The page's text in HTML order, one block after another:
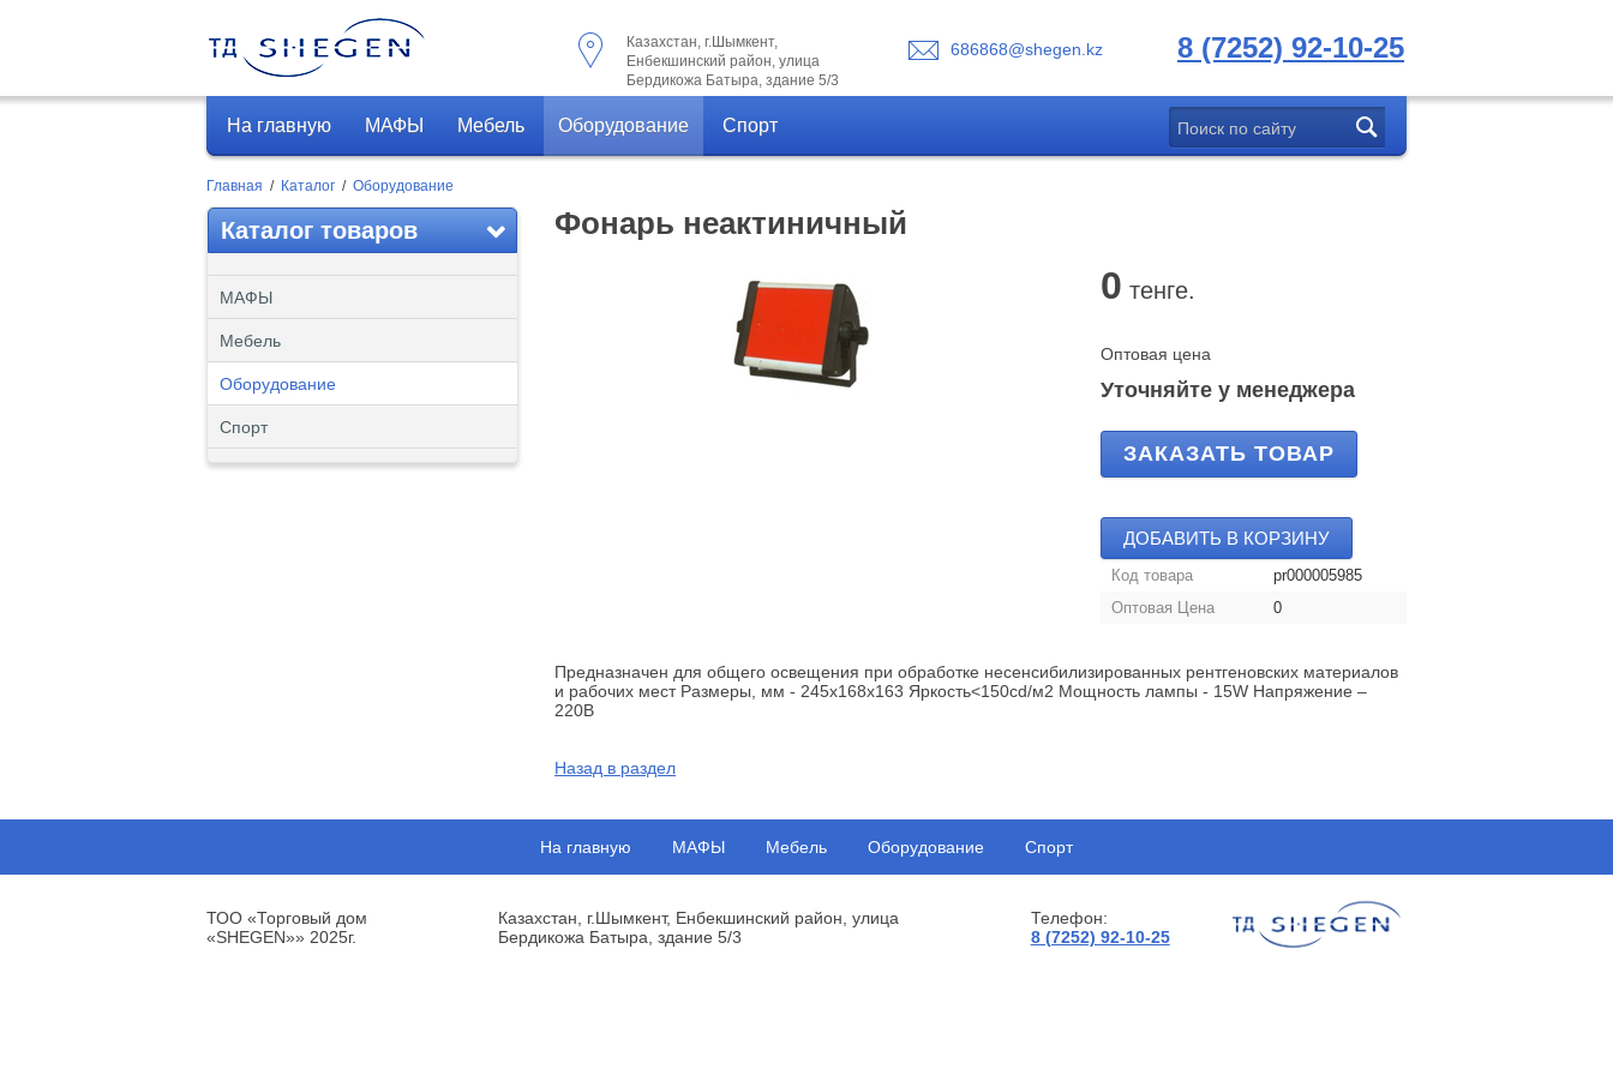
Казахстан, г.Шымкент,
Енбекшинский район, улица
Бердикожа Батыра, здание 5/3
686868@shegen.kz 8 (7252) 92-10-25
На главную МАФЫ Мебель Оборудование Спорт
Главная / Каталог / Оборудование
Каталог товаров
МАФЫ
Мебель
Оборудование
Спорт
Фонарь неактиничный
0 тенге.
Оптовая цена
Уточняйте у менеджера
ЗАКАЗАТЬ ТОВАР
ДОБАВИТЬ В КОРЗИНУ
Код товара
pr000005985
Оптовая Цена
0
Предназначен для общего освещения при обработке несенсибилизированных рентгеновских материалов
и рабочих мест Размеры, мм - 245x168x163 Яркость<150cd/м2 Мощность лампы - 15W Напряжение –
220В
Назад в раздел
На главную МАФЫ Мебель Оборудование Спорт
ТОО «Торговый дом
«SHEGEN»» 2025г.
Казахстан, г.Шымкент, Енбекшинский район, улица
Бердикожа Батыра, здание 5/3
Телефон:
8 (7252) 92-10-25